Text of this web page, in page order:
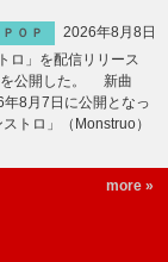
ＰＯＰ
2026年8月8日
ロ」を配信リリース
を公開した。 新曲
年8月7日に公開となっ
トロ」（Monstruo）
more »